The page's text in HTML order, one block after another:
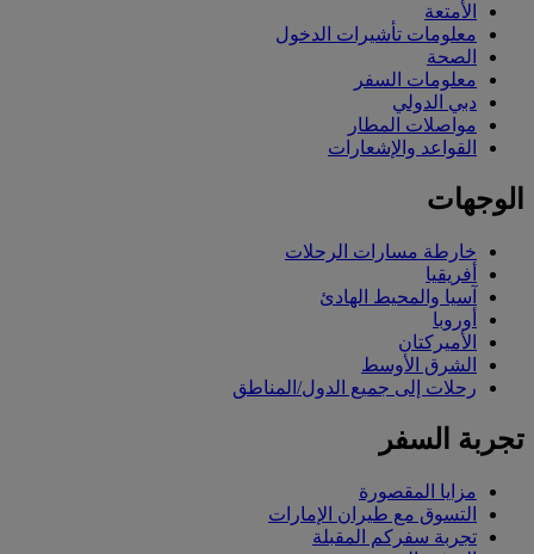
الأمتعة
معلومات تأشيرات الدخول
الصحة
معلومات السفر
دبي الدولي
مواصلات المطار
القواعد والإشعارات
الوجهات
خارطة مسارات الرحلات
أفريقيا
آسيا والمحيط الهادئ
أوروبا
الأميركتان
الشرق الأوسط
رحلات إلى جميع الدول/المناطق
تجربة السفر
مزايا المقصورة
التسوق مع طيران الإمارات
تجربة سفركم المقبلة